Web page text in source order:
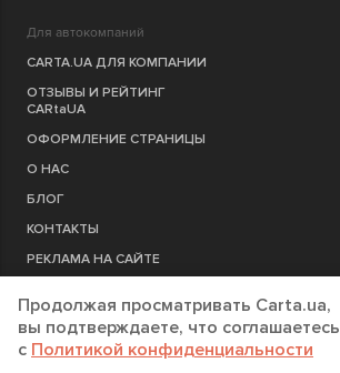
Для автокомпаний
CARTA.UA ДЛЯ КОМПАНИИ
ОТЗЫВЫ И РЕЙТИНГ
CARtaUA
ОФОРМЛЕНИЕ СТРАНИЦЫ
О НАС
БЛОГ
КОНТАКТЫ
РЕКЛАМА НА САЙТЕ
РЕГИСТРАЦИЯ КОМПАНИЮ
Продолжая просматривать Carta.ua,
вы подтверждаете, что соглашаетесь
c Политикой конфиденциальности